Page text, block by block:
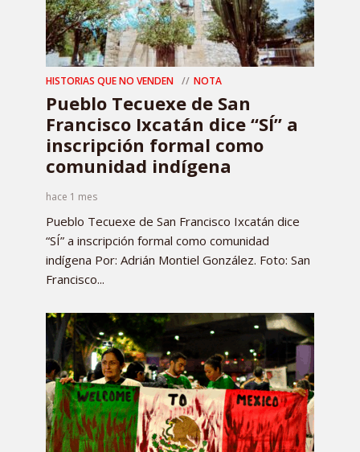
HISTORIAS QUE NO VENDEN NOTA
Pueblo Tecuexe de San
Francisco Ixcatán dice “SÍ” a
inscripción formal como
comunidad indígena
hace 1 mes
Pueblo Tecuexe de San Francisco Ixcatán dice
“SÍ” a inscripción formal como comunidad
indígena Por: Adrián Montiel González. Foto: San
Francisco...